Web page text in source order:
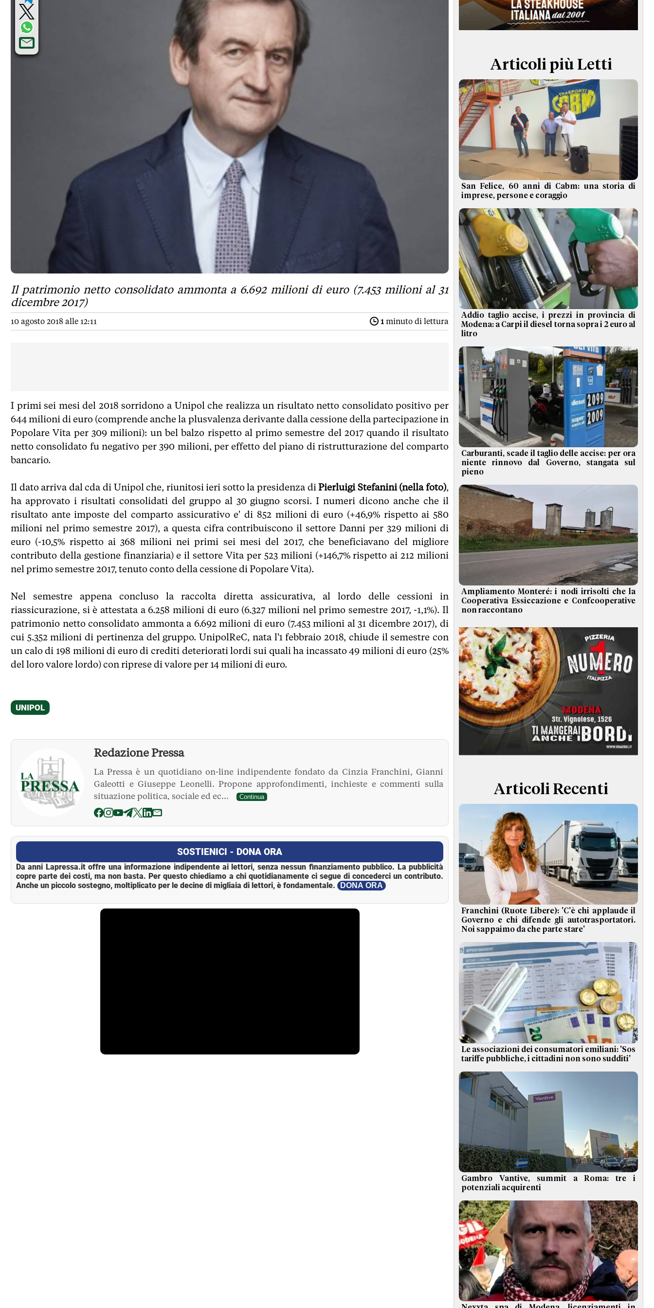
TERMINI e CONDIZIONI
Il patrimonio netto consolidato ammonta a 6.692 milioni di euro (7.453 milioni al 31
dicembre 2017)
10 agosto 2018 alle 12:11 1 minuto di lettura
I primi sei mesi del 2018 sorridono a Unipol che realizza un risultato netto consolidato positivo per
644 milioni di euro (comprende anche la plusvalenza derivante dalla cessione della partecipazione in
Popolare Vita per 309 milioni): un bel balzo rispetto al primo semestre del 2017 quando il risultato
netto consolidato fu negativo per 390 milioni, per effetto del piano di ristrutturazione del comparto
bancario.
Il dato arriva dal cda di Unipol che, riunitosi ieri sotto la presidenza di Pierluigi Stefanini (nella foto),
ha approvato i risultati consolidati del gruppo al 30 giugno scorsi. I numeri dicono anche che il
risultato ante imposte del comparto assicurativo e' di 852 milioni di euro (+46,9% rispetto ai 580
milioni nel primo semestre 2017), a questa cifra contribuiscono il settore Danni per 329 milioni di
euro (-10,5% rispetto ai 368 milioni nei primi sei mesi del 2017, che beneficiavano del migliore
contributo della gestione finanziaria) e il settore Vita per 523 milioni (+146,7% rispetto ai 212 milioni
nel primo semestre 2017, tenuto conto della cessione di Popolare Vita).
Nel semestre appena concluso la raccolta diretta assicurativa, al lordo delle cessioni in
riassicurazione, si è attestata a 6.258 milioni di euro (6.327 milioni nel primo semestre 2017, -1,1%). Il
patrimonio netto consolidato ammonta a 6.692 milioni di euro (7.453 milioni al 31 dicembre 2017), di
cui 5.352 milioni di pertinenza del gruppo. UnipolReC, nata l'1 febbraio 2018, chiude il semestre con
un calo di 198 milioni di euro di crediti deteriorati lordi sui quali ha incassato 49 milioni di euro (25%
del loro valore lordo) con riprese di valore per 14 milioni di euro.
Redazione Pressa
La Pressa è un quotidiano on-line indipendente fondato da Cinzia Franchini, Gianni
Galeotti e Giuseppe Leonelli. Propone approfondimenti, inchieste e commenti sulla
situazione politica, sociale ed ec...
Continua
La Pressa
SOSTIENICI - DONA ORA
Da anni Lapressa.it offre una informazione indipendente ai lettori, senza nessun finanziamento pubblico. La pubblicità
copre parte dei costi, ma non basta. Per questo chiediamo a chi quotidianamente ci segue di concederci un contributo.
Anche un piccolo sostegno, moltiplicato per le decine di migliaia di lettori, è fondamentale.
DONA ORA
Articoli più Letti
San Felice, 60 anni di Cabm: una storia di
imprese, persone e coraggio
Addio taglio accise, i prezzi in provincia di
Modena: a Carpi il diesel torna sopra i 2 euro al
litro
Carburanti, scade il taglio delle accise: per ora
niente rinnovo dal Governo, stangata sul
pieno
Ampliamento Monteré: i nodi irrisolti che la
Cooperativa Essiccazione e Confcooperative
non raccontano
Articoli Recenti
Franchini (Ruote Libere): 'C'è chi applaude il
Governo e chi difende gli autotrasportatori.
Noi sappaimo da che parte stare'
Le associazioni dei consumatori emiliani: 'Sos
tariffe pubbliche, i cittadini non sono sudditi'
Gambro Vantive, summit a Roma: tre i
potenziali acquirenti